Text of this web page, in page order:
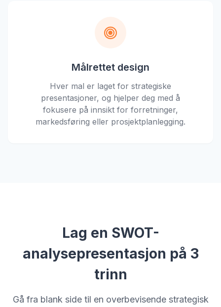
Målrettet design
Hver mal er laget for strategiske
presentasjoner, og hjelper deg med å
fokusere på innsikt for forretninger,
markedsføring eller prosjektplanlegging.
Lag en SWOT-
analysepresentasjon på 3
trinn
Gå fra blank side til en overbevisende strategisk